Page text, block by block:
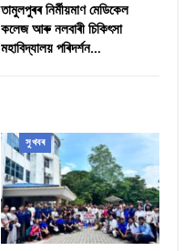
তামুলপুৰৰ নিৰ্মীয়মাণ মেডিকেল
কলেজ আৰু নলবাৰী চিকিৎসা
মহাবিদ্যালয় পৰিদৰ্শন…
সুখবৰ